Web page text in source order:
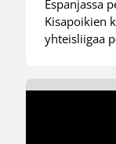
Espanjassa
Kisapoikien
yhteisliigaa